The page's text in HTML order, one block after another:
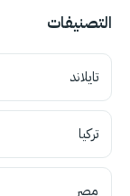
التصنيفات
تايلاند
تركيا
مصر